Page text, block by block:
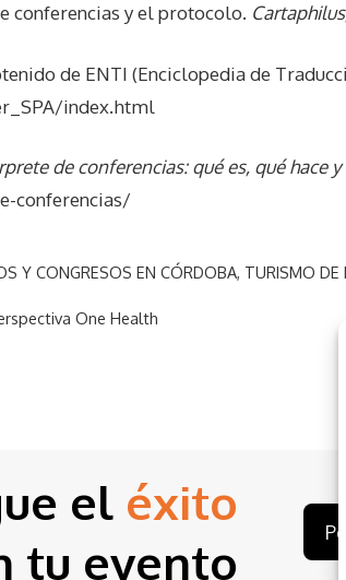
conferencias y el protocolo.
de ENTI (Enciclopedia de
index.html
de conferencias: qué es, qué hace
conferencias/
Y CONGRESOS EN CÓRDOBA, TURISMO DE
One Health
el éxito
tu evento